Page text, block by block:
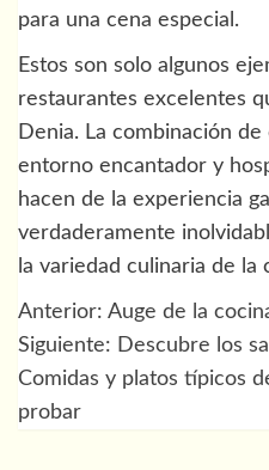
para una cena especial.
Estos son solo algunos
restaurantes excelentes
Denia. La combinación
entorno encantador y
hacen de la experiencia
verdaderamente
la variedad culinaria de
Navegación
de
entradas
Anterior: Auge de la
Siguiente: Descubre los
Comidas y platos típicos
probar